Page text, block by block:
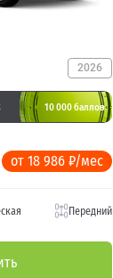
2026
10 000 баллов
от 18 986 ₽/мес
Передний